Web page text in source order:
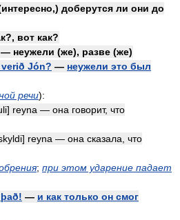
доберутся ли они до
вот как?
— неужели (же), разве (же)
Jón? — неужели это был
речи):
reyna — она говорит, что
reyna — она сказала, что
; при этом ударение падает
— и как только он смог